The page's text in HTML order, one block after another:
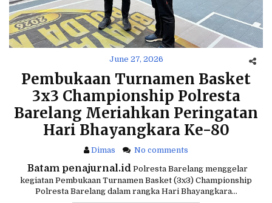
June 27, 2026
Pembukaan Turnamen Basket
3x3 Championship Polresta
Barelang Meriahkan Peringatan
Hari Bhayangkara Ke-80
Dimas No comments
Batam penajurnal.idPolresta Barelang menggelar
kegiatan Pembukaan Turnamen Basket (3x3) Championship
Polresta Barelang dalam rangka Hari Bhayangkara…